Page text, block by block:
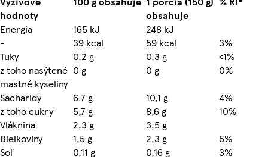
hodnoty
obsahuje
Energia
165 kJ
248 kJ
-
39 kcal 59 kcal
3%
Tuky
0,2 g 0,3 g
<1%
z toho nasýtené
mastné kyseliny
0 g 0 g
0%
Sacharidy
6,7 g 10,1 g
4%
z toho cukry
5,7 g 8,6 g
10%
Vláknina
2,3 g
3,5 g
Bielkoviny
1,5 g 2,3 g
5%
Soľ
0,11 g 0,16 g
3%